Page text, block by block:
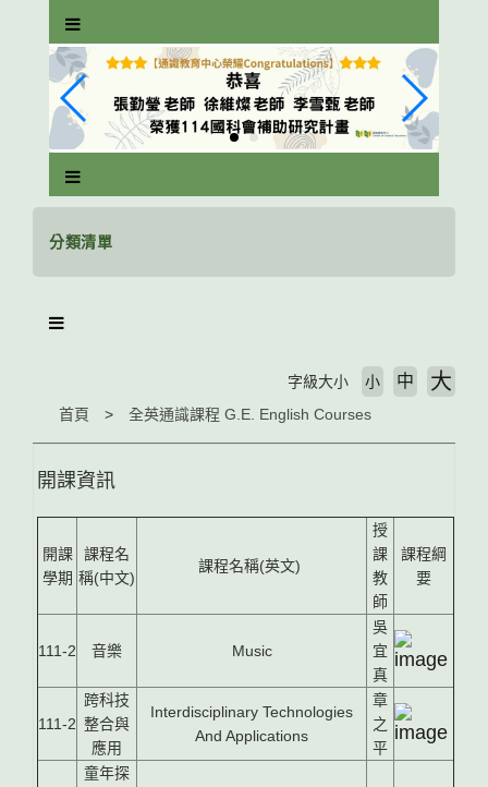
分類清單
首頁 全英通識課程 G.E. English Courses
字級大小 小 中 大
開課資訊
開課
學期
課程名
稱(中文)
課程名稱(英文)
授
課
教
師
課程綱
要
111-2 音樂 Music
吳
宜
真
111-2
跨科技
整合與
應用
Interdisciplinary Technologies
And Applications
章
之
平
童年探